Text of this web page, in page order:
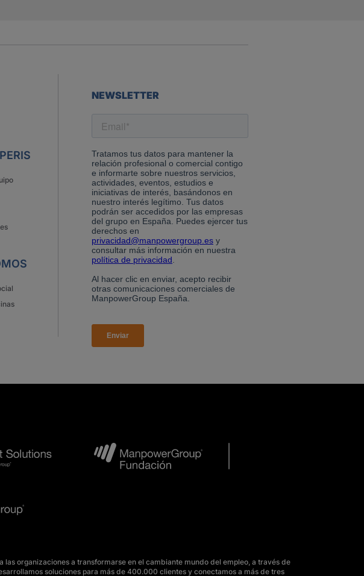
NEWSLETTER
organizaciones a transformarse en el cambiante mundo del empleo, a través de
soluciones para más de 400.000 clientes y conectamos a más de tres